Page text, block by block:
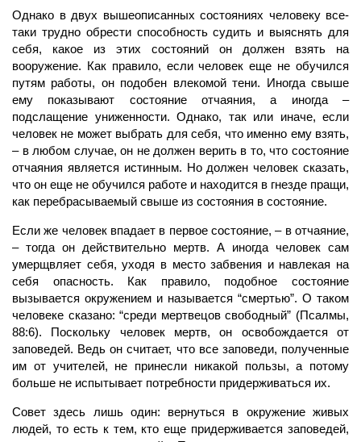
Однако в двух вышеописанных состояниях человеку все-
таки трудно обрести способность судить и выяснять для
себя, какое из этих состояний он должен взять на
вооружение. Как правило, если человек еще не обучился
путям работы, он подобен влекомой тени. Иногда свыше
ему показывают состояние отчаяния, а иногда –
подслащение униженности. Однако, так или иначе, если
человек не может выбрать для себя, что именно ему взять,
– в любом случае, он не должен верить в то, что состояние
отчаяния является истинным. Но должен человек сказать,
что он еще не обучился работе и находится в гнезде пращи,
как перебрасываемый свыше из состояния в состояние.
Если же человек впадает в первое состояние, – в отчаяние,
– тогда он действительно мертв. А иногда человек сам
умерщвляет себя, уходя в место забвения и навлекая на
себя опасность. Как правило, подобное состояние
вызывается окружением и называется “смертью”. О таком
человеке сказано: “среди мертвецов свободный” (Псалмы,
88:6). Поскольку человек мертв, он освобождается от
заповедей. Ведь он считает, что все заповеди, полученные
им от учителей, не принесли никакой пользы, а потому
больше не испытывает потребности придерживаться их.
Совет здесь лишь один: вернуться в окружение живых
людей, то есть к тем, кто еще придерживается заповедей,